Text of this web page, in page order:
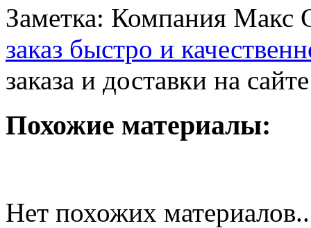
Заметка: Компания Макс
заказ быстро и
заказа и доставки на
Похожие материалы:
Нет похожих